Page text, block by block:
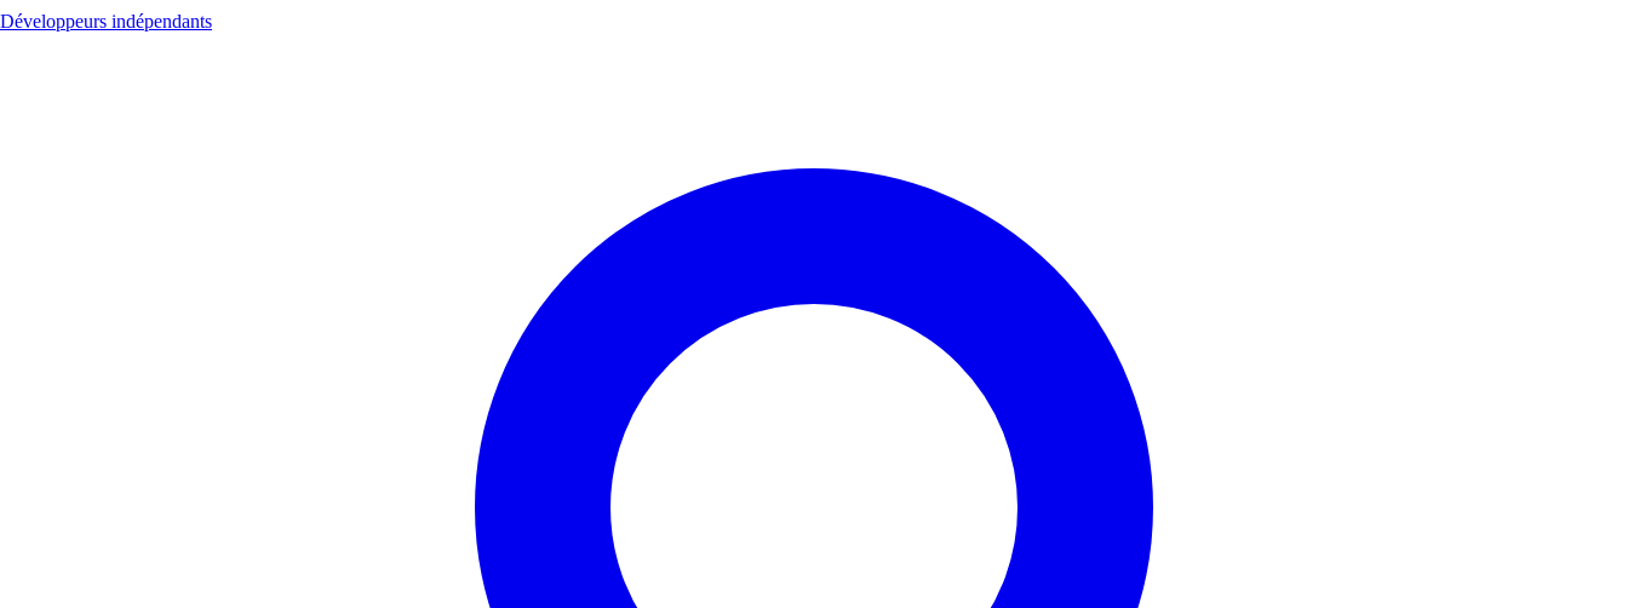
Développeurs indépendants